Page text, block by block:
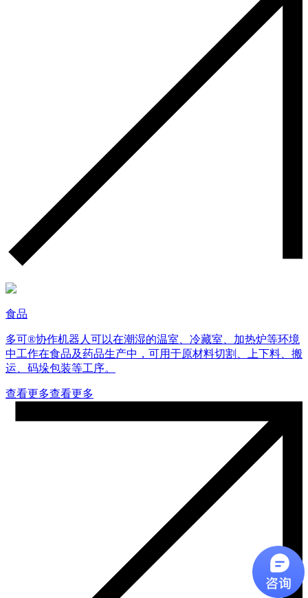
食品
多可®协作机器人可以在潮湿的温室、冷藏室、加热炉等环境
中工作在食品及药品生产中，可用于原材料切割、上下料、搬
运、码垛包装等工序。
查看更多查看更多